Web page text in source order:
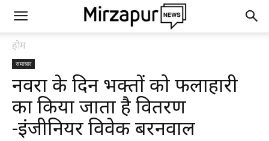
होम
समाचार
नवरात्र के दिन भक्तों को फलाहारी
का किया जाता है वितरण
-इंजीनियर विवेक बरनवाल